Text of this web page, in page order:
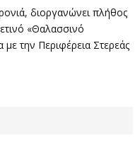
διοργανώνει πλήθος
«Θαλασσινό
την Περιφέρεια Στερεάς